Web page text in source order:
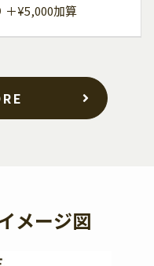
＋¥5,000加算
メージ図